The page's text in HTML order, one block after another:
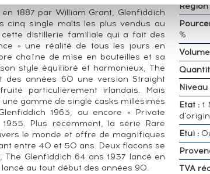
1887 par William Grant, Glenfiddich
cinq single malts les plus vendus au
distillerie familiale qui a fait des
» une réalité de tous les jours en
chaîne de mise en bouteilles et sa
style équilibré et harmonieux, The
des années 60 une version Straight
particulièrement irlandais. Mais
gamme de single casks millésimés
1963, ou encore « Private
Plus récemment, la série Rare
le monde et offre de magnifiques
entre 40 et 50 ans. Deux flacons se
Glenfiddich 64 ans 1937 lancé en
au tout début des années 90.
%
Niveau
Etat : 1
Etui :
TVA